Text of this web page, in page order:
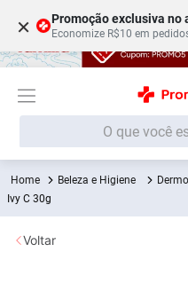
× Promoção exclusiva no
Economize R$10 em
O que você está buscando?
Beleza e Higiene
Ivy C 30g
Voltar
Termos mais
1º Fralda
2